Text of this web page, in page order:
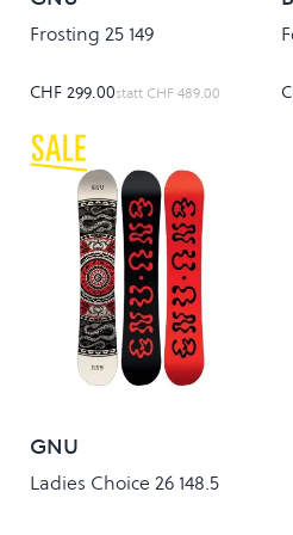
Frosting 25 149
CHF 299.00statt CHF 489.00
GNU
Ladies Choice 26 148.5